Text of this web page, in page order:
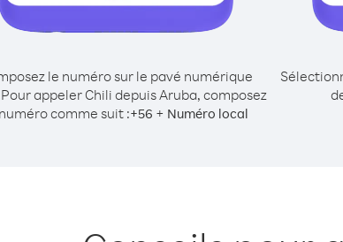
le numéro sur le pavé numérique
Pour appeler Chili depuis Aruba, composez
comme suit :+56 + Numéro local